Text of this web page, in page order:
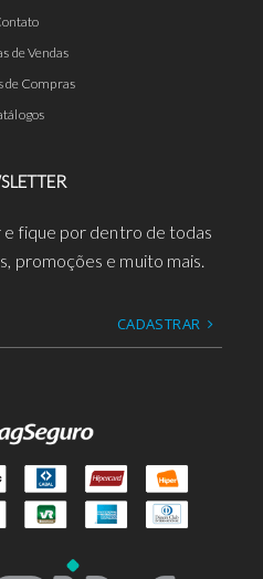
de Vendas
de Compras
fique por dentro de todas
promoções e muito mais.
CADASTRAR